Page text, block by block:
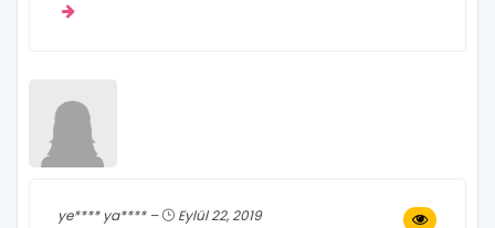
ye**** ya**** – Eylül 22, 2019